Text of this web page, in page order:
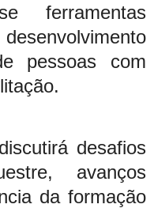
ferramentas
pessoas com
desafios
avanços
da formação